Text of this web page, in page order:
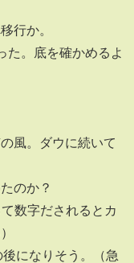
行か。
た。底を確かめるよ
風。ダウに続いて
のか？
数字だされるとカ
になりそう。（急